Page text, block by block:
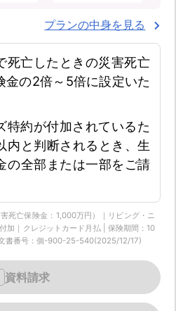
プランの中身を見る
死亡したときの災害死亡
金の2倍～5倍に設定いた
特約が付加されているた
内と判断されるとき、生
の全部または一部をご請
死亡保険金：1,000万円）｜リビング・ニ
加｜クレジットカード月払 | 保険期間：10
書番号：個-900-25-540(2025/12/17)
資料請求